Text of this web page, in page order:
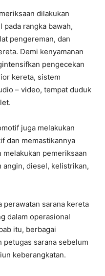
dilakukan
rangka bawah,
pengereman, dan
Demi kenyamanan
pengecekan
kereta, sistem
– video, tempat duduk
juga melakukan
dan memastikannya
pemeriksaan
angin, diesel, kelistrikan,
perawatan sarana kereta
dalam operasional
itu, berbagai
sarana sebelum
keberangkatan.